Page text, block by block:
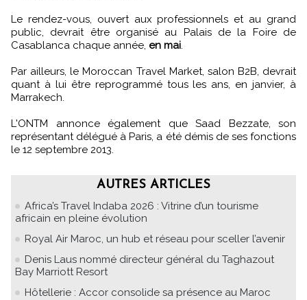
Le rendez-vous, ouvert aux professionnels et au grand
public, devrait être organisé au Palais de la Foire de
Casablanca chaque année, en mai
Par ailleurs, le Moroccan Travel Market, salon B2B, devrait
quant à lui être reprogrammé tous les ans, en janvier, à
Marrakech.
L'ONTM annonce également que Saad Bezzate, son
représentant délégué à Paris, a été démis de ses fonctions
le 12 septembre 2013.
AUTRES ARTICLES
Africa’s Travel Indaba 2026 : Vitrine d’un tourisme
africain en pleine évolution
Royal Air Maroc, un hub et réseau pour sceller l’avenir
Denis Laus nommé directeur général du Taghazout
Bay Marriott Resort
Hôtellerie : Accor consolide sa présence au Maroc